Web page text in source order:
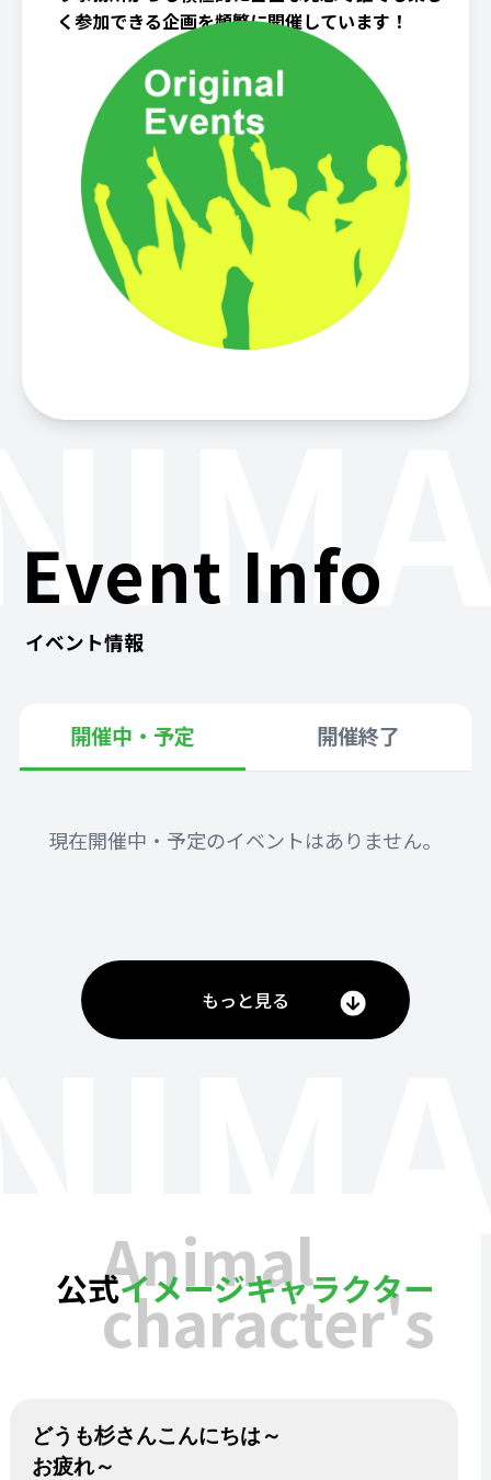
く参加できる企画を頻繁に開催しています！
Event Info
イベント情報
開催中・予定 開催終了
現在開催中・予定のイベントはありません。
もっと見る
公式イメージキャラクター
Animal
character's
どうも杉さんこんにちは～
お疲れ～